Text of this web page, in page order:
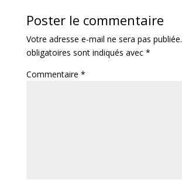
Poster le commentaire
Votre adresse e-mail ne sera pas publiée.
obligatoires sont indiqués avec *
Commentaire *